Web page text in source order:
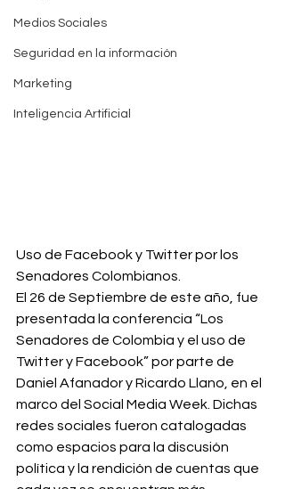
Medios Sociales
Seguridad en la información
Marketing
Inteligencia Artificial
Uso de Facebook y Twitter por los
Senadores Colombianos.
El 26 de Septiembre de este año, fue
presentada la conferencia “Los
Senadores de Colombia y el uso de
Twitter y Facebook” por parte de
Daniel Afanador y Ricardo Llano, en el
marco del Social Media Week. Dichas
redes sociales fueron catalogadas
como espacios para la discusión
política y la rendición de cuentas que